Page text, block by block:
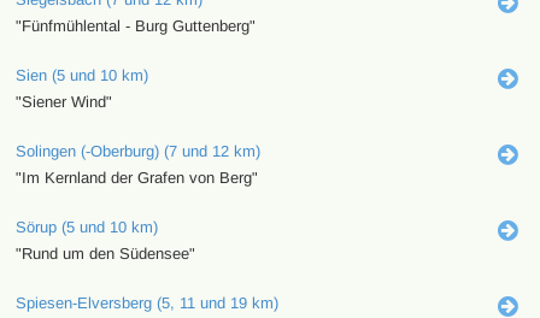
"Fünfmühlental - Burg Guttenberg"
Sien (5 und 10 km)
"Siener Wind"
Solingen (-Oberburg) (7 und 12 km)
"Im Kernland der Grafen von Berg"
Sörup (5 und 10 km)
"Rund um den Südensee"
Spiesen-Elversberg (5, 11 und 19 km)